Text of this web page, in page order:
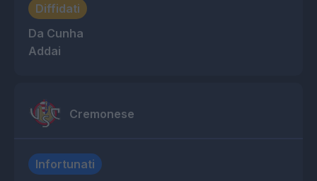
Diffidati
Da Cunha
Addai
Cremonese
Infortunati